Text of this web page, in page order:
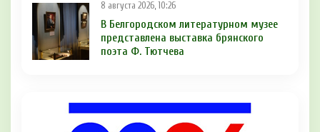
8 августа 2026, 10:26
В Белгородском литературном музее
представлена выставка брянского
поэта Ф. Тютчева